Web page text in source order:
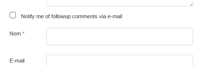
Notify me of followup comments via e-mail
Nom *
E-mail